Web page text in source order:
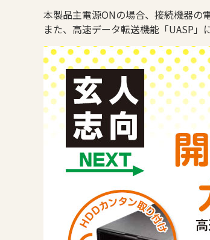
本製品主電源ONの場合、接続機器の
また、高速データ転送機能「UASP」